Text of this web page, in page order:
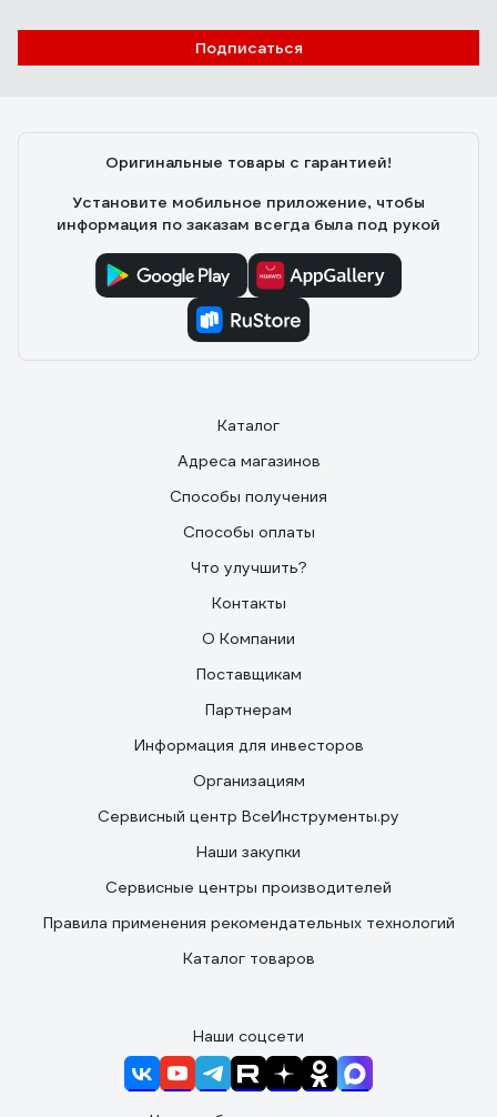
Подписаться
Оригинальные товары с гарантией!
Установите мобильное приложение, чтобы
информация по заказам всегда была под рукой
Каталог
Адреса магазинов
Способы получения
Способы оплаты
Что улучшить?
Контакты
О Компании
Поставщикам
Партнерам
Информация для инвесторов
Организациям
Сервисный центр ВсеИнструменты.ру
Наши закупки
Сервисные центры производителей
Правила применения рекомендательных технологий
Каталог товаров
Наши соцсети